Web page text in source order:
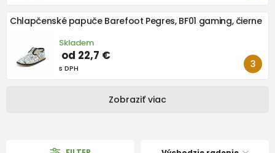
Chlapčenské papuče Barefoot Pegres, BF01 gaming, čierne
Skladem
od 22,7 €
s DPH
Zobraziť viac